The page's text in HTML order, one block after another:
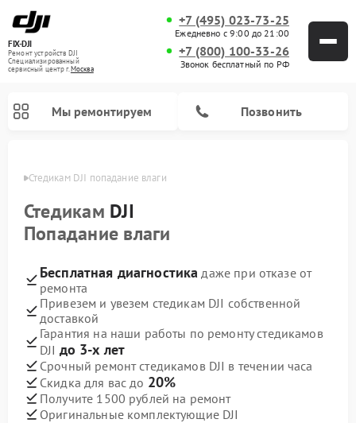
FIX-DJI
Ремонт устройств DJI
Специализированный
cервисный центр г.Москва
+7 (495) 023-73-25
Ежедневно с 9:00 до 21:00
+7 (800) 100-33-26
Звонок бесплатный по РФ
Мы ремонтируем Позвонить
Стедикам DJI попадание влаги
Стедикам DJI
Попадание влаги
Бесплатная диагностика даже при отказе от
ремонта
Привезем и увезем стедикам DJI собственной
доставкой
Гарантия на наши работы по ремонту стедикамов
DJI до 3-х лет
Срочный ремонт стедикамов DJI в течении часа
Скидка для вас до 20%
Получите 1500 рублей на ремонт
Оригинальные комплектующие DJI